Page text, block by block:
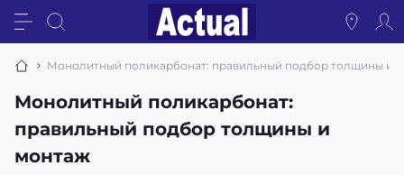
Монолитный поликарбонат: правильный подбор толщины и
Монолитный поликарбонат:
правильный подбор толщины и
монтаж